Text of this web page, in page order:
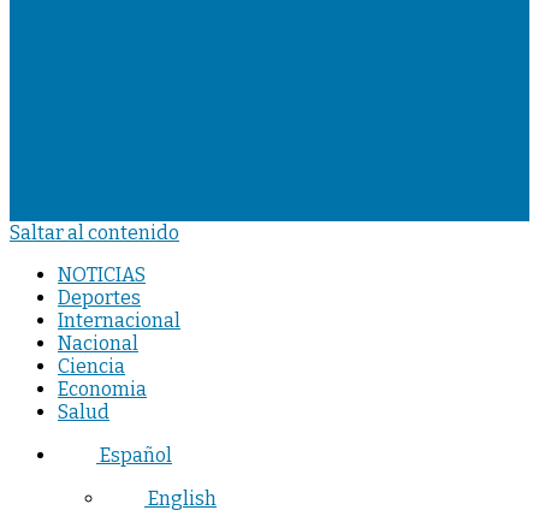
Saltar al contenido
NOTICIAS
Deportes
Internacional
Nacional
Ciencia
Economia
Salud
Español
English